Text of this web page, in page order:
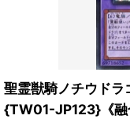
聖霊獣騎ノチウドラ
{TW01-JP123}《融